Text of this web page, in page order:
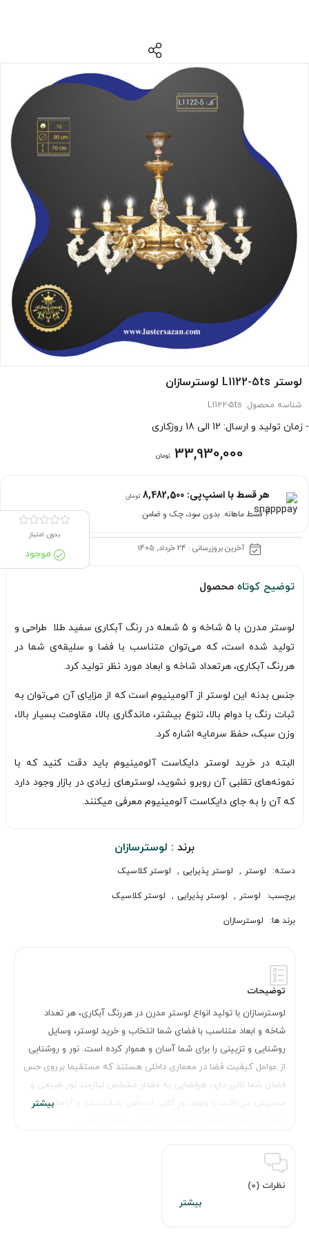
لوستر L1122-5ts لوسترسازان
شناسه محصول: L1122-5ts
- زمان تولید و ارسال: 12 الی 18 روزکاری
33,930,000 تومان
هر قسط با اسنپ‌پی: 8,482,500 تومان
۴ قسط ماهانه. بدون سود، چک و ضامن.
آخرین بروزرسانی : 24 خرداد, 1405
بدون امتیاز
موجود
توضیح کوتاه محصول
لوستر مدرن با 5 شاخه و 5 شعله در رنگ آبکاری سفید طلا طراحی و
تولید شده است، که می‌توان متناسب با فضا و سلیقه‌ی شما در
هررنگ آبکاری، هرتعداد شاخه و ابعاد مورد نظر تولید کرد.
جنس بدنه این لوستر از آلومینیوم است که از مزایای آن می‌توان به
ثبات رنگ با دوام بالا، تنوع بیشتر، ماندگاری بالا، مقاومت بسیار بالا،
وزن سبک، حفظ سرمایه اشاره کرد.
البته در خرید لوستر دایکاست آلومینیوم باید دقت کنید که با
نمونه‌های تقلبی آن روبرو نشوید، لوسترهای زیادی در بازار وجود دارد
که آن را به جای دایکاست آلومینیوم معرفی میکنند.
برند : لوسترسازان
دسته: لوستر , لوستر پذیرایی , لوستر کلاسیک
برچسب: لوستر , لوستر پذیرایی , لوستر کلاسیک
برند ها: لوسترسازان
توضیحات
لوسترسازان با تولید انواع لوستر مدرن در هررنگ آبکاری، هر تعداد
شاخه و ابعاد متناسب با فضای شما انتخاب و خرید لوستر، وسایل
روشنایی و تزیینی را برای شما آسان و هموار کرده است. نور و روشنایی
از عوامل کیفیت فضا در معماری داخلی هستند که مستقیما برروی حس
فضای شما تاثیر دارد، هرفضایی به مقدار مشخص نیازمند نور طبیعی و
مصنوعی می‌باشد، با وجود نور کافی احساس رضایتمندی و آرامش
نظرات (0)